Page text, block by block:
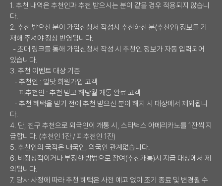
1. 추천 내역은 추천인과 추천 받으시는 분이 같을 경우 적용되지 않습니
다.
2. 추천 받으신 분이 가입신청서 작성시 추천하신 분(추천인) 정보를 기
재해 주셔야 정상 반영됩니다.
- 초대 링크를 통해 가입신청서 작성 시 추천인 정보가 자동 입력되어
있습니다.
3. 추천 이벤트 대상 기준
- 추천인 : 알닷 회원가입 고객
- 피추천인 : 추천 받고 해당월 개통 완료 고객
- 추천 혜택을 받기 전에 추천 받으신 분이 해지 시 대상에서 제외됩니
다.
4. 단, 친구 추천으로 외국인이 개통 시, 스타벅스 아메리카노를 1잔씩 지
급합니다. (추천인 1잔 / 피추천인 1잔)
5. 추천인의 국적은 내국인, 외국인 관계없습니다.
6. 비정상적이거나 부정한 방법으로 참여(추천개통)시 지급 대상에서 제
외됩니다.
7. 당사 사정에 따라 추천 혜택은 사전 예고 없이 조기 종료 및 변경될 수